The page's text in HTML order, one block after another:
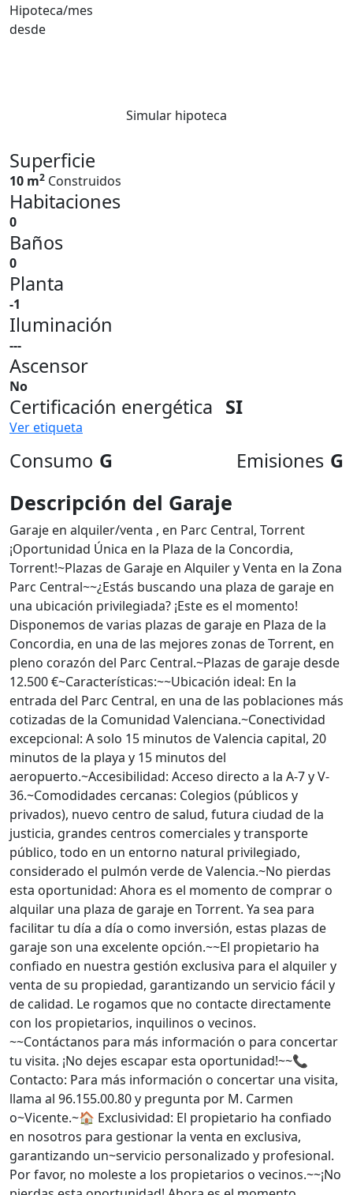
Hipoteca/mes
desde
Simular hipoteca
Superficie
10 m2 Construidos
Habitaciones
0
Baños
0
Planta
-1
Iluminación
---
Ascensor
No
Certificación energética SI
Ver etiqueta
Consumo G Emisiones G
Descripción del Garaje
Garaje en alquiler/venta , en Parc Central, Torrent
¡Oportunidad Única en la Plaza de la Concordia,
Torrent!~Plazas de Garaje en Alquiler y Venta en la Zona
Parc Central~~¿Estás buscando una plaza de garaje en
una ubicación privilegiada? ¡Este es el momento!
Disponemos de varias plazas de garaje en Plaza de la
Concordia, en una de las mejores zonas de Torrent, en
pleno corazón del Parc Central.~Plazas de garaje desde
12.500 €~Características:~~Ubicación ideal: En la
entrada del Parc Central, en una de las poblaciones más
cotizadas de la Comunidad Valenciana.~Conectividad
excepcional: A solo 15 minutos de Valencia capital, 20
minutos de la playa y 15 minutos del
aeropuerto.~Accesibilidad: Acceso directo a la A-7 y V-
36.~Comodidades cercanas: Colegios (públicos y
privados), nuevo centro de salud, futura ciudad de la
justicia, grandes centros comerciales y transporte
público, todo en un entorno natural privilegiado,
considerado el pulmón verde de Valencia.~No pierdas
esta oportunidad: Ahora es el momento de comprar o
alquilar una plaza de garaje en Torrent. Ya sea para
facilitar tu día a día o como inversión, estas plazas de
garaje son una excelente opción.~~El propietario ha
confiado en nuestra gestión exclusiva para el alquiler y
venta de su propiedad, garantizando un servicio fácil y
de calidad. Le rogamos que no contacte directamente
con los propietarios, inquilinos o vecinos.
~~Contáctanos para más información o para concertar
tu visita. ¡No dejes escapar esta oportunidad!~~📞
Contacto: Para más información o concertar una visita,
llama al 96.155.00.80 y pregunta por M. Carmen
o~Vicente.~🏠 Exclusividad: El propietario ha confiado
en nosotros para gestionar la venta en exclusiva,
garantizando un~servicio personalizado y profesional.
Por favor, no moleste a los propietarios o vecinos.~~¡No